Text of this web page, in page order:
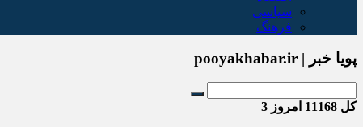
سیاسی
فرهنگ
پویا خبر | pooyakhabar.ir
کل امروز 3